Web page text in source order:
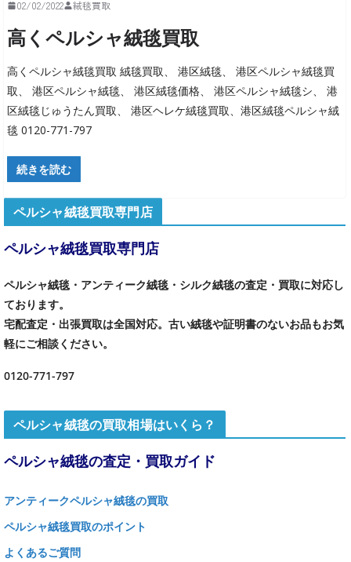
02/02/2022 絨毯買取
高くペルシャ絨毯買取
高くペルシャ絨毯買取 絨毯買取、 港区絨毯、 港区ペルシャ絨毯買
取、 港区ペルシャ絨毯、 港区絨毯価格、 港区ペルシャ絨毯シ、 港
区絨毯じゅうたん買取、 港区ヘレケ絨毯買取、港区絨毯ペルシャ絨
毯 0120-771-797
続きを読む
ペルシャ絨毯買取専門店
ペルシャ絨毯買取専門店
ペルシャ絨毯・アンティーク絨毯・シルク絨毯の査定・買取に対応し
ております。
宅配査定・出張買取は全国対応。古い絨毯や証明書のないお品もお気
軽にご相談ください。
0120-771-797
ペルシャ絨毯の買取相場はいくら？
ペルシャ絨毯の査定・買取ガイド
アンティークペルシャ絨毯の買取
ペルシャ絨毯買取のポイント
よくあるご質問